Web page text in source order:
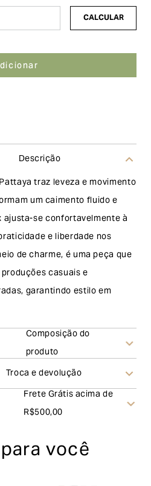
Descrição
traz leveza e movimento
um caimento fluido e
se confortavelmente à
e liberdade nos
de charme, é uma peça que
casuais e
garantindo estilo em
Composição do
produto
Troca e devolução
recebimento do produto. Ao
Frete Grátis acima de
R$500,00
você